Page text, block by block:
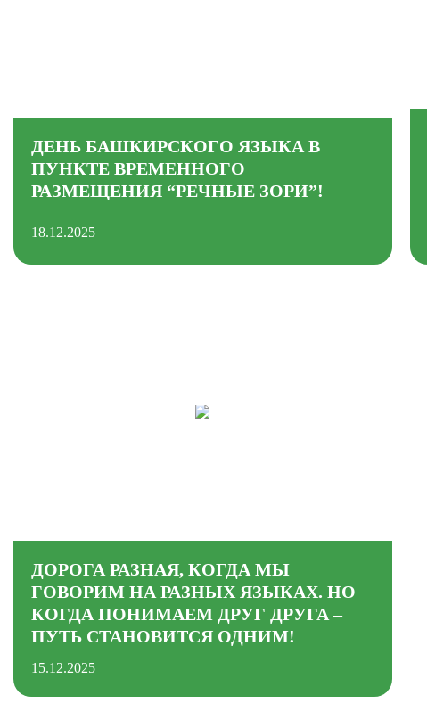
ДЕНЬ БАШКИРСКОГО ЯЗЫКА В
ПУНКТЕ ВРЕМЕННОГО
РАЗМЕЩЕНИЯ “РЕЧНЫЕ ЗОРИ”!
18.12.2025
ДОРОГА РАЗНАЯ, КОГДА МЫ
ГОВОРИМ НА РАЗНЫХ ЯЗЫКАХ. НО
КОГДА ПОНИМАЕМ ДРУГ ДРУГА –
ПУТЬ СТАНОВИТСЯ ОДНИМ!
15.12.2025